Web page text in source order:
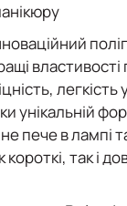
властивості
унікальній
пече в лампі
короткі, так і